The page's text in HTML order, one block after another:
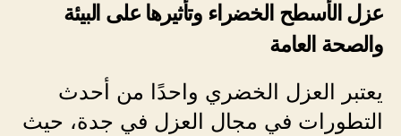
عزل الأسطح الخضراء وتأثيرها على البيئة
والصحة العامة
يعتبر العزل الخضري واحدًا من أحدث
التطورات في مجال العزل في جدة، حيث